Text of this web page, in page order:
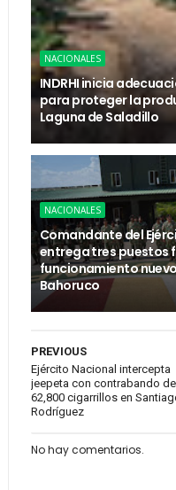
NACIONALES
INDRHI inicia
para proteger la
Laguna de Saladillo
NACIONALES
Comandante del
entrega tres puestos
funcionamiento
Bahoruco
PREVIOUS
Ejército Nacional intercepta
jeepeta con contrabando de
62,800 cigarrillos en
Rodríguez
No hay comentarios.